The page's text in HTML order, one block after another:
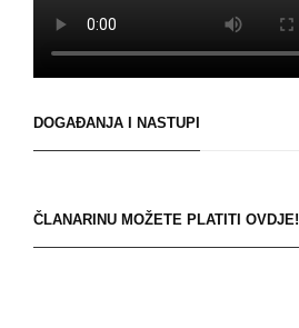
DOGAĐANJA I NASTUPI
ČLANARINU MOŽETE PLATITI OVDJE!